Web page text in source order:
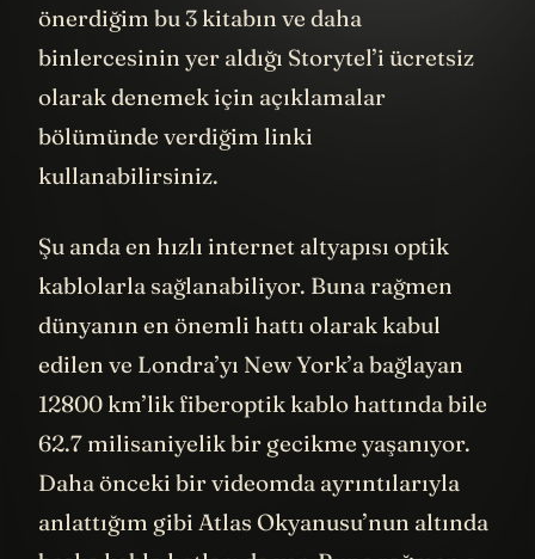
çıkardı. Önümüzdeki 30 gün boyunca
önerdiğim bu 3 kitabın ve daha
binlercesinin yer aldığı Storytel’i ücretsiz
olarak denemek için açıklamalar
bölümünde verdiğim linki
Şu anda en hızlı internet altyapısı optik
kablolarla sağlanabiliyor. Buna rağmen
dünyanın en önemli hattı olarak kabul
edilen ve Londra’yı New York’a bağlayan
12800 km’lik fiberoptik kablo hattında bile
62.7 milisaniyelik bir gecikme yaşanıyor.
Daha önceki bir videomda ayrıntılarıyla